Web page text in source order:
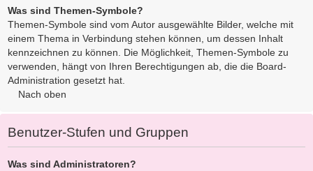
Was sind Themen-Symbole?
Themen-Symbole sind vom Autor ausgewählte Bilder, welche mit
einem Thema in Verbindung stehen können, um dessen Inhalt
kennzeichnen zu können. Die Möglichkeit, Themen-Symbole zu
verwenden, hängt von Ihren Berechtigungen ab, die die Board-
Administration gesetzt hat.
Nach oben
Benutzer-Stufen und Gruppen
Was sind Administratoren?